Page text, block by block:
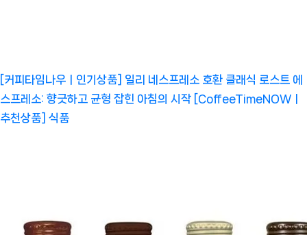
[커피타임나우ㅣ인기상품] 일리 네스프레소 호환 클래식 로스트 에
스프레소: 향긋하고 균형 잡힌 아침의 시작 [CoffeeTimeNOWㅣ
추천상품] 식품